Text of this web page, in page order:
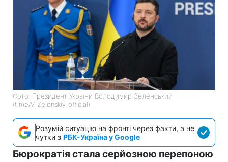
Фото: Президент України Володимир Зеленський
(t.me/V_Zelenskiy_official)
Розумій ситуацію на фронті через факти, а не
чутки з РБК-Україна у Google
Бюрократія стала серйозною перепоною